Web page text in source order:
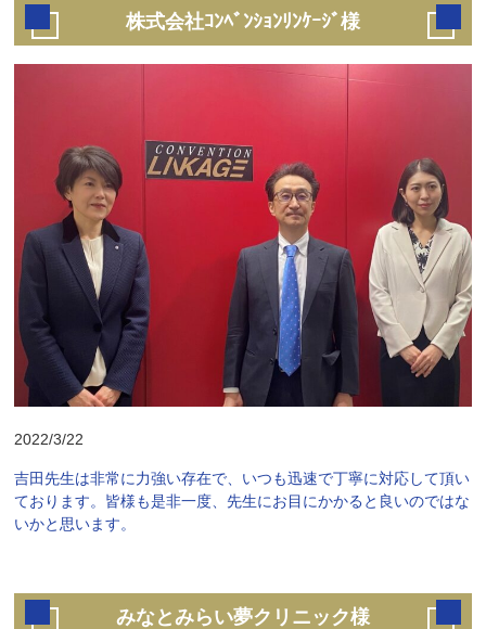
株式会社ｺﾝﾍﾞﾝｼｮﾝﾘﾝｹｰｼﾞ様
2022/3/22
吉田先生は非常に力強い存在で、いつも迅速で丁寧に対応して頂い
ております。皆様も是非一度、先生にお目にかかると良いのではな
いかと思います。
みなとみらい夢クリニック様